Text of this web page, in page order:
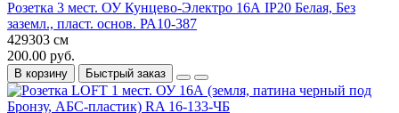
Розетка 3 мест. ОУ Кунцево-Электро 16А IP20 Белая, Без
заземл., пласт. основ. РА10-387
429303 см
200.00 руб.
В корзину Быстрый заказ